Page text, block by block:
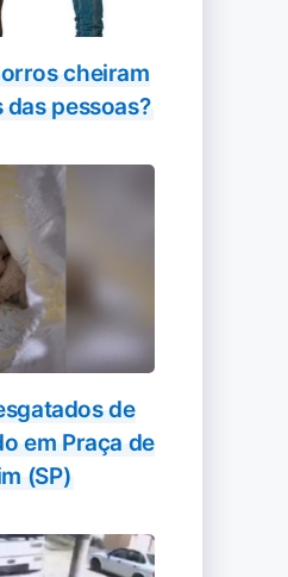
cheiram
pessoas?
de
em Praça de
(SP)